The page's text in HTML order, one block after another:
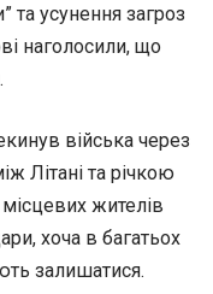
та усунення загроз
наголосили, що
війська через
Літані та річкою
жителів
хоча в багатьох
залишатися.